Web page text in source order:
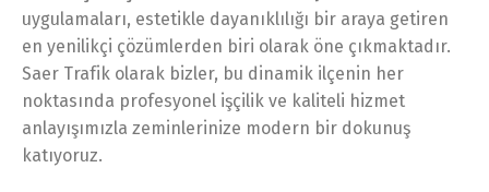
uygulamaları, estetikle dayanıklılığı bir araya getiren
en yenilikçi çözümlerden biri olarak öne çıkmaktadır.
Saer Trafik olarak bizler, bu dinamik ilçenin her
noktasında profesyonel işçilik ve kaliteli hizmet
anlayışımızla zeminlerinize modern bir dokunuş
katıyoruz.